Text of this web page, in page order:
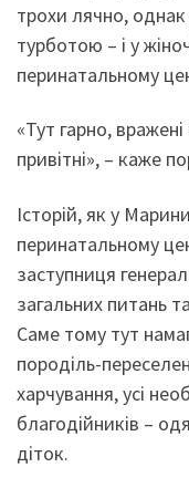
трохи лячно, однак
турботою – і у
перинатальному
«Тут гарно,
привітні», – каже
Історій, як у
перинатальному
заступниця
загальних питань
Саме тому тут
породіль-
харчування, усі
благодійників –
діток.